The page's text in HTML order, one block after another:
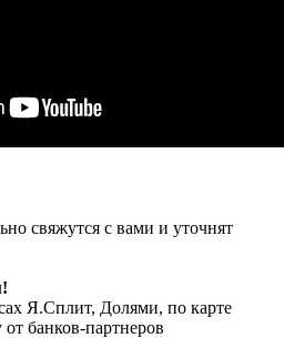
свяжутся с вами и уточнят
Я.Сплит, Долями, по карте
банков-партнеров